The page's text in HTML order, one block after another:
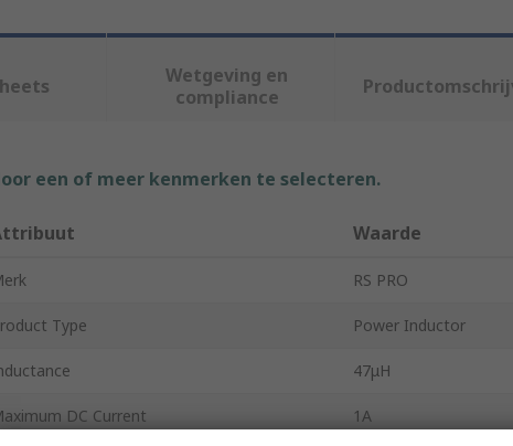
Wetgeving en
compliance
een of meer kenmerken te selecteren.
Waarde
RS PRO
Type Power Inductor
47μH
DC Current 1A